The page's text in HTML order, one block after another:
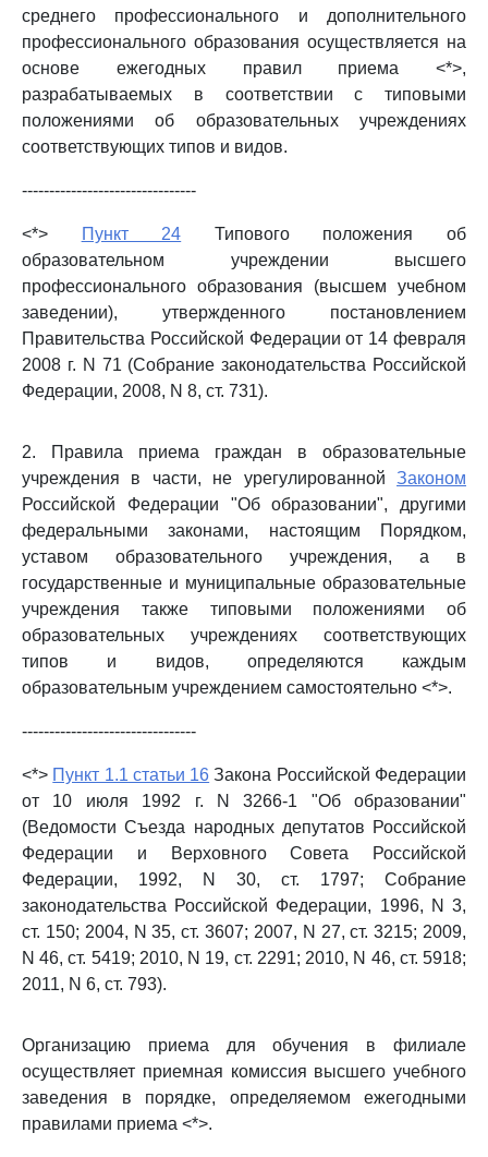
среднего профессионального и дополнительного
профессионального образования осуществляется на
основе ежегодных правил приема <*>,
разрабатываемых в соответствии с типовыми
положениями об образовательных учреждениях
соответствующих типов и видов.
--------------------------------
<*> Пункт 24 Типового положения об
образовательном учреждении высшего
профессионального образования (высшем учебном
заведении), утвержденного постановлением
Правительства Российской Федерации от 14 февраля
2008 г. N 71 (Собрание законодательства Российской
Федерации, 2008, N 8, ст. 731).
2. Правила приема граждан в образовательные
учреждения в части, не урегулированной Законом
Российской Федерации "Об образовании", другими
федеральными законами, настоящим Порядком,
уставом образовательного учреждения, а в
государственные и муниципальные образовательные
учреждения также типовыми положениями об
образовательных учреждениях соответствующих
типов и видов, определяются каждым
образовательным учреждением самостоятельно <*>.
--------------------------------
<*> Пункт 1.1 статьи 16 Закона Российской Федерации
от 10 июля 1992 г. N 3266-1 "Об образовании"
(Ведомости Съезда народных депутатов Российской
Федерации и Верховного Совета Российской
Федерации, 1992, N 30, ст. 1797; Собрание
законодательства Российской Федерации, 1996, N 3,
ст. 150; 2004, N 35, ст. 3607; 2007, N 27, ст. 3215; 2009,
N 46, ст. 5419; 2010, N 19, ст. 2291; 2010, N 46, ст. 5918;
2011, N 6, ст. 793).
Организацию приема для обучения в филиале
осуществляет приемная комиссия высшего учебного
заведения в порядке, определяемом ежегодными
правилами приема <*>.